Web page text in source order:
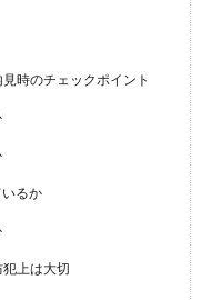
時のチェックポイント
るか
上は大切